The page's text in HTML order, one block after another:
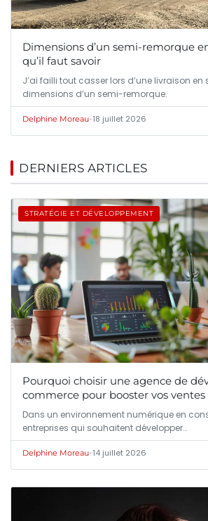
Dimensions d’un semi-remorque
qu’il faut savoir
J’ai failli tout casser lors d’une livraison
dimensions d’un semi-remorque.
Delphine Moreau•18 juillet 2026
DERNIERS ARTICLES
STRATÉGIE ET DÉVELOPPEMENT
Pourquoi choisir une agence de
commerce pour booster vos
Dans un environnement numérique en
entreprises qui souhaitent développer…
Delphine Moreau•14 juillet 2026